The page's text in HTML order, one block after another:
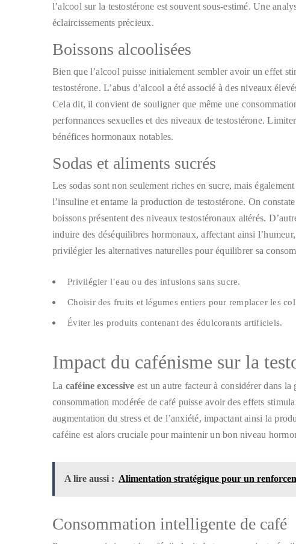
l’alcool sur la testostérone est souvent sous-estimé. Une
éclaircissements précieux.
Boissons alcoolisées
Bien que l’alcool puisse initialement sembler avoir un effet
testostérone. L’abus d’alcool a été associé à des niveaux
Cela dit, il convient de souligner que même une
performances sexuelles et des niveaux de testostérone.
bénéfices hormonaux notables.
Sodas et aliments sucrés
Les sodas sont non seulement riches en sucre, mais
l’insuline et entame la production de testostérone. On
boissons présentent des niveaux testostéronaux altérés.
induire des déséquilibres hormonaux, affectant ainsi
privilégier les alternatives naturelles pour équilibrer sa
Privilégier l’eau ou des infusions sans sucre.
Choisir des fruits et légumes entiers pour remplacer les
Éviter les produits contenant des édulcorants artificiels.
Impact du cafénisme sur la
La caféine excessive est un autre facteur à considérer dans
consommation modérée de café puisse avoir des effets
augmentation du stress et de l’anxiété, impactant ainsi la
caféine est alors cruciale pour maintenir un bon niveau
A lire aussi : Alimentation stratégique pour un
Consommation intelligente de café